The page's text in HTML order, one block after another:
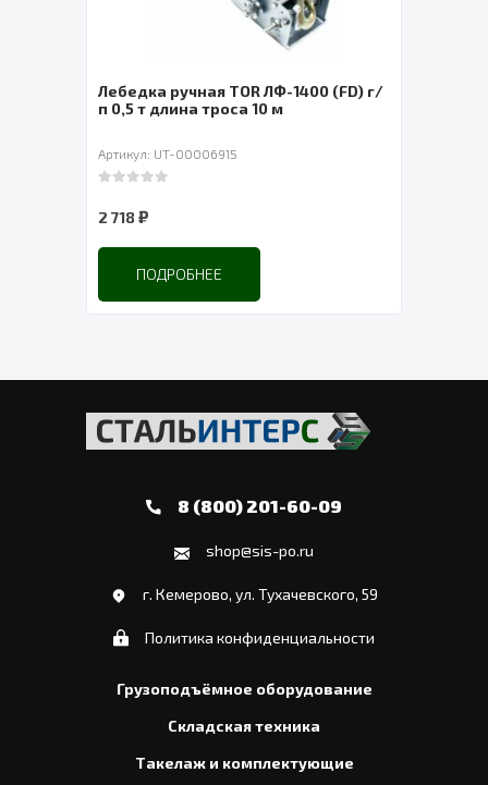
Лебедка ручная TOR ЛФ-1400 (FD) г/
п 0,5 т длина троса 10 м
Артикул: UT-00006915
2 718₽
ПОДРОБНЕЕ
8 (800) 201-60-09
shop@sis-po.ru
г. Кемерово, ул. Тухачевского, 59
Политика конфиденциальности
Грузоподъёмное оборудование
Складская техника
Такелаж и комплектующие